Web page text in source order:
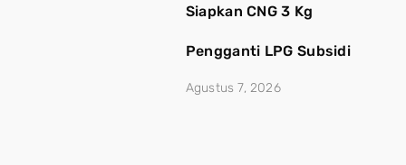
Siapkan CNG 3 Kg
Pengganti LPG Subsidi
Agustus 7, 2026